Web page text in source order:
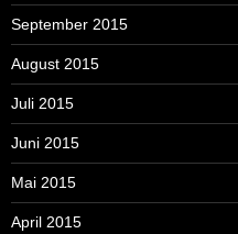
September 2015
August 2015
Juli 2015
Juni 2015
Mai 2015
April 2015